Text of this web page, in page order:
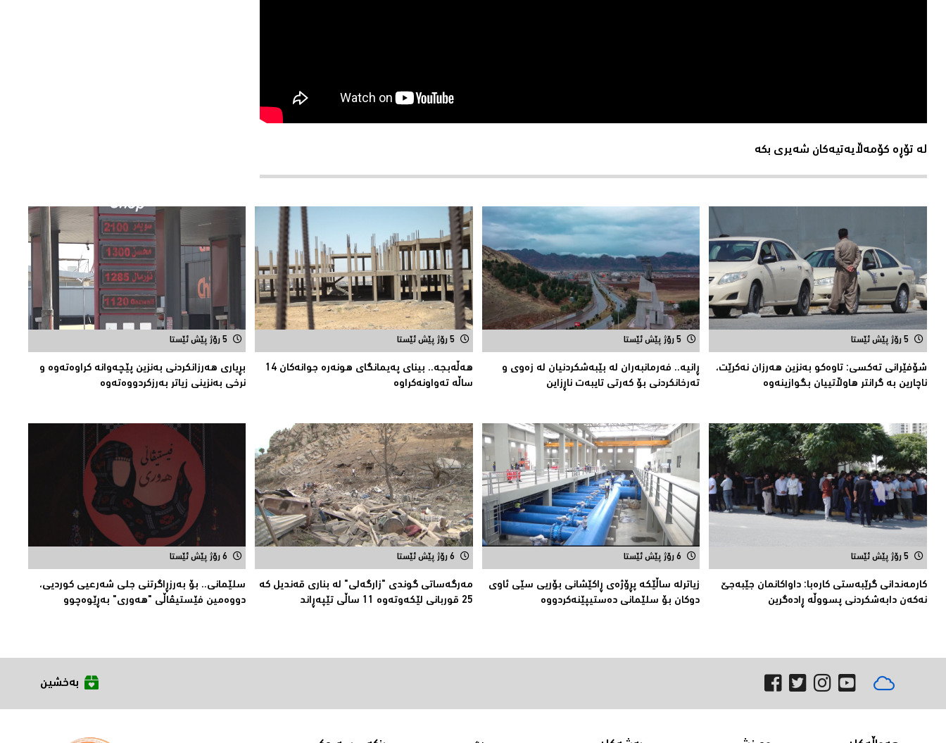
لە تۆڕە کۆمەڵایەتیەکان شەیری بکە
5 رۆژ پێش ئێستا
شۆفێرانى تەکسى: تاوەکو بەنزین هەرزان نەکرێت،
ناچارین بە گرانتر هاوڵاتییان بگوازینەوە
5 رۆژ پێش ئێستا
ڕانیە.. فەرمانبەران لە بێبەشکردنیان لە زەوى و
تەرخانکردنى بۆ کەرتى تایبەت ناڕزاین
5 رۆژ پێش ئێستا
هەڵەبجە.. بینای پەیمانگای هونەرە جوانەكان 14
ساڵە تەواونەکراوە
5 رۆژ پێش ئێستا
بڕیارى هەرزانکردنى بەنزین پێچەوانە کراوەتەوە و
نرخى بەنزینى زیاتر بەرزکردووەتەوە
5 رۆژ پێش ئێستا
كارمەندانی گرێبەستی كارەبا: داواکانمان جێبەجێ
نەکەن دابەشكردنی پسووڵە ڕادەگرین
6 رۆژ پێش ئێستا
زیاترلە ساڵێکە پڕۆژەی ڕاكێشانی بۆریی سێی ئاوی
دوكان بۆ سلێمانی دەستیپێنەکردووە
6 رۆژ پێش ئێستا
مەرگەساتی گوندی "زارگەلی" لە بناری قەندیل کە
25 قوربانى لێکەوتەوە 11 ساڵى تێپەڕاند
6 رۆژ پێش ئێستا
سلێمانی.. بۆ بەرزڕاگرتنی جلی شەرعیی كوردیی،
دووەمین فێستیڤاڵی "هەوری" بەڕێوەچوو
بەخشین